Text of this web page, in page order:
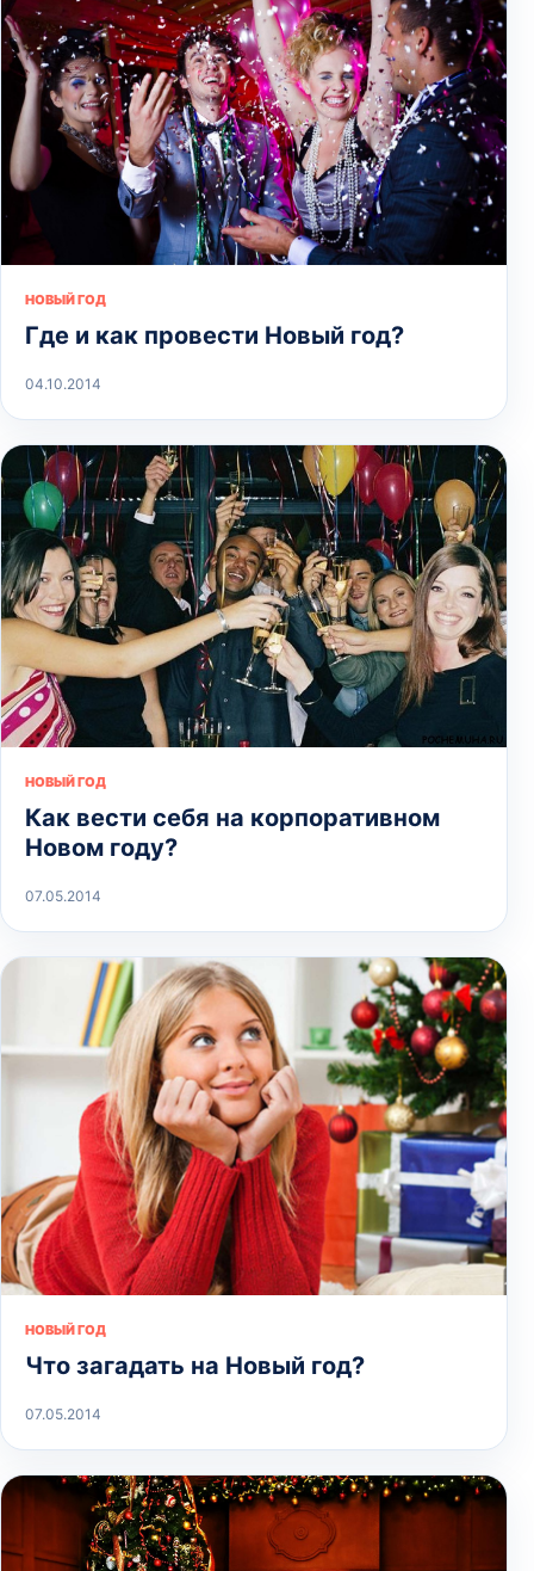
НОВЫЙ ГОД
Где и как провести Новый год?
04.10.2014
НОВЫЙ ГОД
Как вести себя на корпоративном
Новом году?
07.05.2014
НОВЫЙ ГОД
Что загадать на Новый год?
07.05.2014